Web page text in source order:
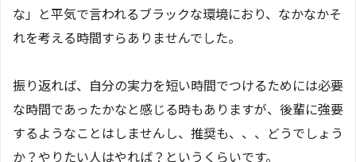
な」と平気で言われるブラックな環境におり、なかなかそ
れを考える時間すらありませんでした。
振り返れば、自分の実力を短い時間でつけるためには必要
な時間であったかなと感じる時もありますが、後輩に強要
するようなことはしませんし、推奨も、、、どうでしょう
か？やりたい人はやれば？というくらいです。